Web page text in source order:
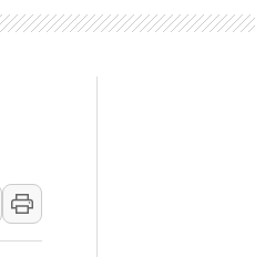
반도체주 '활짝'
인상 기대 후퇴
어·태양광주↑ VS 트레이드데스
명 끝까지 찾겠다"
춰